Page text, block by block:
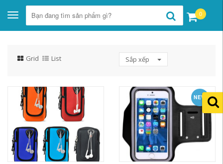
Toggle
navigation
0
Grid List Sắp xếp
NEW